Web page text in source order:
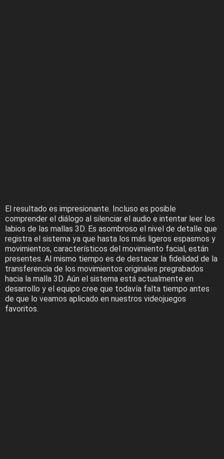
El resultado es impresionante. Incluso es posible
comprender el diálogo al silenciar el audio e intentar leer los
labios de las mallas 3D. Es asombroso el nivel de detalle que
registra el sistema ya que hasta los más ligeros espasmos y
movimientos, característicos del movimiento facial, están
presentes. Al mismo tiempo es de destacar la fidelidad de la
transferencia de los movimientos originales pregrabados
hacia la malla 3D. Aún el sistema está actualmente en
desarrollo y el equipo cree que todavía falta tiempo antes
de que lo veamos aplicado en nuestros videojuegos
favoritos.